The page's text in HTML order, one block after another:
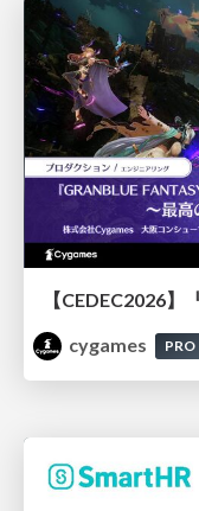
cygames
PRO